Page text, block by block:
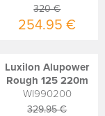
320 €
254.95 €
Luxilon Alupower
Rough 125 220m
WI990200
329.95 €